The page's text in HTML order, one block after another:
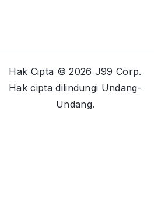
Hak Cipta © 2026 J99 Corp.
Hak cipta dilindungi Undang-
Undang.